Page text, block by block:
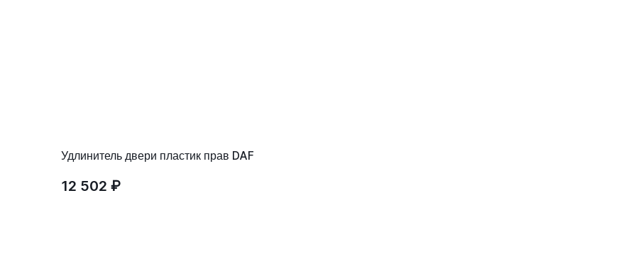
Удлинитель двери пластик прав DAF
12 502 ₽